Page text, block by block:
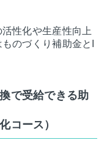
性化や生産性向上
のづくり補助金とI
で受給できる助
コース）